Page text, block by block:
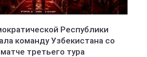
Республики
команду Узбекистана со
третьего тура